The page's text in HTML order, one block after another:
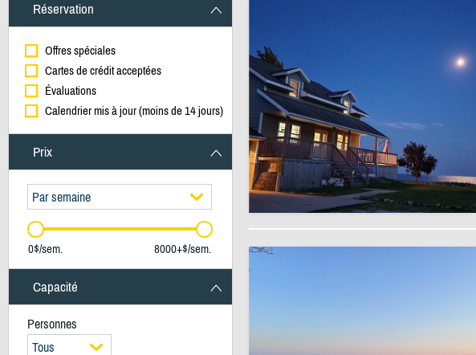
Réservation
Offres spéciales
Cartes de crédit acceptées
Évaluations
Calendrier mis à jour (moins de 14 jours)
Prix
Par semaine
0$/sem. 8000+$/sem.
Capacité
Personnes
Tous